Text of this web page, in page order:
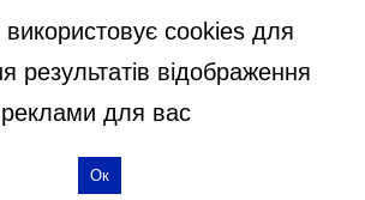
cookies для
результатів відображення
реклами для вас
Ок